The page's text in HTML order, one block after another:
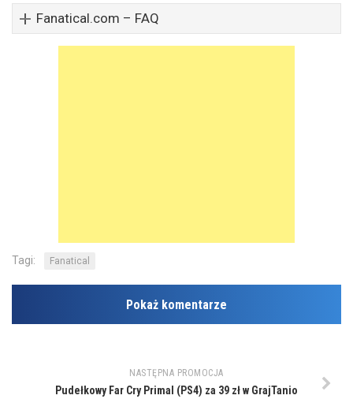
Fanatical.com – FAQ
Tagi: Fanatical
Pokaż komentarze
NASTĘPNA PROMOCJA
Pudełkowy Far Cry Primal (PS4) za 39 zł w GrajTanio